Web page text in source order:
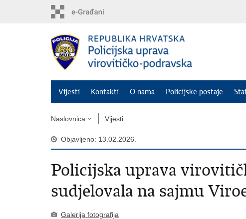
Vijesti Kontakti O nama Policijske postaje
Naslovnica Vijesti
Objavljeno: 13.02.2026.
Policijska uprava
sudjelovala na sajmu
Galerija fotografija